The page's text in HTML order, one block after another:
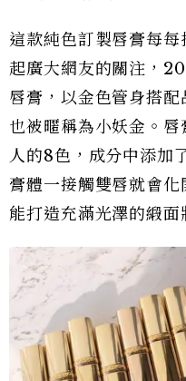
這款純色訂製唇膏每每
起廣大網友的關注，
唇膏，以金色管身搭
也被暱稱為小妖金。
人的8色，成分中添加
膏體一接觸雙唇就會化
能打造充滿光澤的緞面